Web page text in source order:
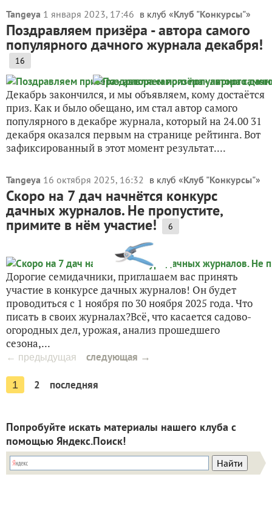
Tangeya 1 января 2023, 17:46 в клуб «Клуб "Конкурсы"»
Поздравляем призёра - автора самого
популярного дачного журнала декабря!
16
Декабрь закончился, и мы объявляем, кому достаётся
приз. Как и было обещано, им стал автор самого
популярного в декабре журнала, который на 24.00 31
декабря оказался первым на странице рейтинга. Вот
зафиксированный в этот момент результат....
Tangeya 16 октября 2025, 16:32 в клуб «Клуб "Конкурсы"»
Скоро на 7 дач начнётся конкурс
дачных журналов. Не пропустите,
примите в нём участие! 6
Дорогие семидачники, приглашаем вас принять
участие в конкурсе дачных журналов! Он будет
проводиться с 1 ноября по 30 ноября 2025 года. Что
писать в своих журналах?Всё, что касается садово-
огородных дел, урожая, анализ прошедшего
сезона,...
← предыдущая следующая →
1 2 последняя
Попробуйте искать материалы нашего клуба с
помощью Яндекс.Поиск!